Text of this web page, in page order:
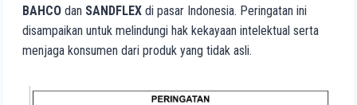
BAHCOdan SANDFLEXdi pasar Indonesia. Peringatan ini
disampaikan untuk melindungi hak kekayaan intelektual serta
menjaga konsumen dari produk yang tidak asli.